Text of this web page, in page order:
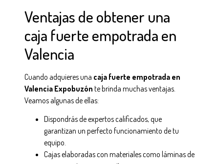
Ventajas de obtener una
caja fuerte empotrada en
Valencia
Cuando adquieres una caja fuerte empotrada en
Valencia Expobuzón te brinda muchas ventajas.
Veamos algunas de ellas:
Dispondrás de expertos calificados, que
garantizan un perfecto funcionamiento de tu
equipo.
Cajas elaboradas con materiales como láminas de